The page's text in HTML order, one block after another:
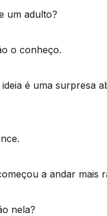
um adulto?
o conheço.
é uma surpresa
a andar mais
nela?